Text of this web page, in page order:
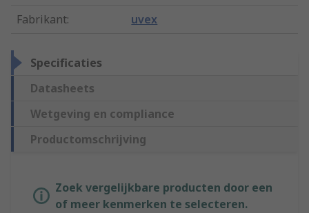
Fabrikant: uvex
Specificaties
Datasheets
Wetgeving en compliance
Productomschrijving
Zoek vergelijkbare producten door een
of meer kenmerken te selecteren.